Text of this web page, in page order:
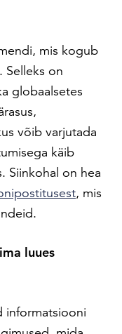
mis kogub
Selleks on
globaalsetes
võib varjutada
käib
Siinkohal on hea
, mis
luues
informatsiooni